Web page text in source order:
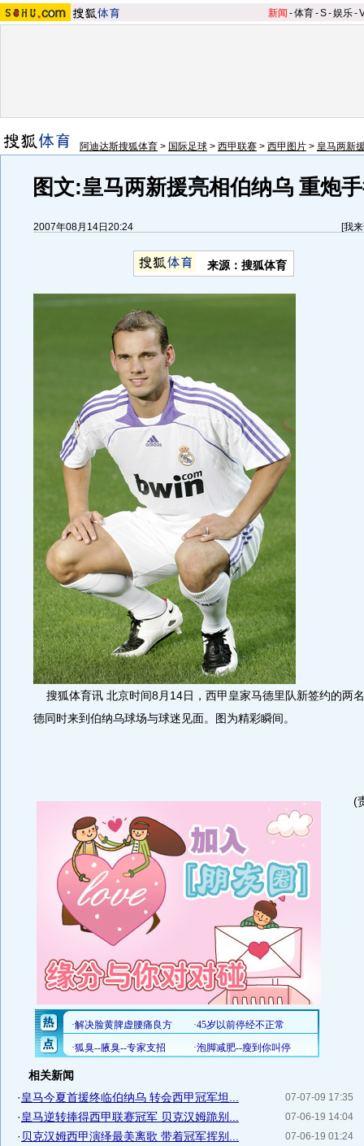
新闻 -体育-S-娱乐-
阿迪达斯搜狐体育 > 国际足球 > 西甲联赛 > 西甲图片 > 皇马两新
图文:皇马两新援亮相伯纳乌 重炮
2007年08月14日20:24 [我
来源：搜狐体育
搜狐体育讯 北京时间8月14日，西甲皇家马德里队新签约的两
德同时来到伯纳乌球场与球迷见面。图为精彩瞬间。
(
相关新闻
07-07-09 17:35
·皇马今夏首援终临伯纳乌 转会西甲冠军坦...
07-06-19 14:04
·皇马逆转捧得西甲联赛冠军 贝克汉姆跪别...
07-06-19 01:24
· 贝克汉姆西甲演绎最美离歌 带着冠军挥别...